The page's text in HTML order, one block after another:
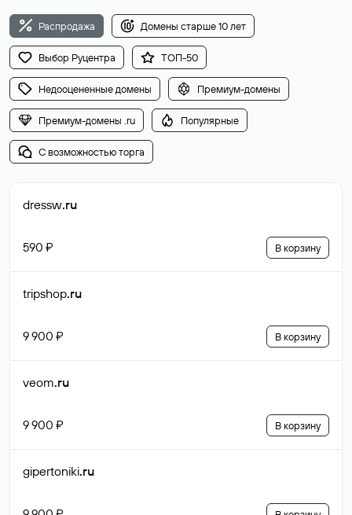
Распродажа Домены старше 10 лет
Выбор Руцентра ТОП-50
Недооцененные домены Премиум-домены
Премиум-домены .ru Популярные
С возможностью торга
dressw.ru
590 ₽ В корзину
tripshop.ru
9 900 ₽ В корзину
veom.ru
9 900 ₽ В корзину
gipertoniki.ru